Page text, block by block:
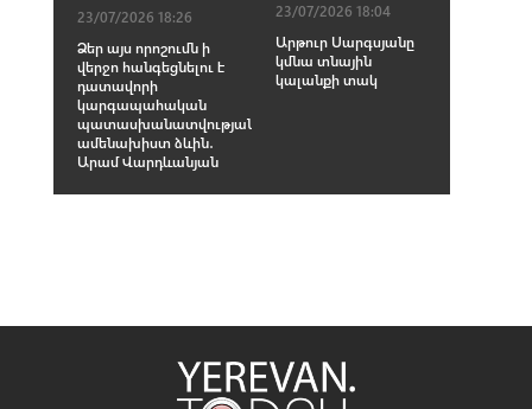
23/07/2026 18:26
Ձեր այս որոշումն ի
վերջո հանգեցնելու է
դատավորի
կարգապահական
պատասխանատվության
ամենախիստ ձևին․
Արամ Վարդևանյան
23/07/2026 18:04
Արթուր Սարգսյանը
կմնա տնային
կալանքի տակ